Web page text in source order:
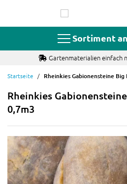
springen
Sortiment
Gartenmaterialien einfach
Startseite Rheinkies Gabionensteine Big
Rheinkies
0,7m3